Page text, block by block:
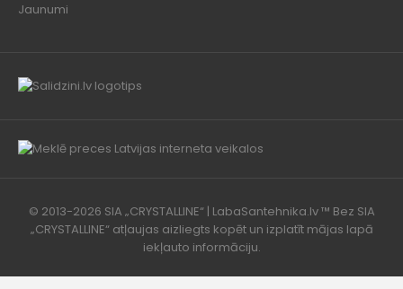
Jaunumi
© 2013-2026 SIA „CRYSTALLINE“ | LabaSantehnika.lv ™ Bez SIA
„CRYSTALLINE“ atļaujas aizliegts kopēt un izplatīt mājas lapā
iekļauto informāciju.